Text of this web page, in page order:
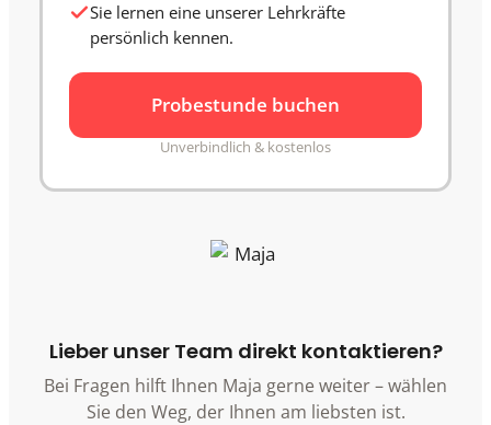
Sie lernen eine unserer Lehrkräfte
persönlich kennen.
Probestunde buchen
Unverbindlich & kostenlos
Lieber unser Team direkt kontaktieren?
Bei Fragen hilft Ihnen Maja gerne weiter – wählen
Sie den Weg, der Ihnen am liebsten ist.